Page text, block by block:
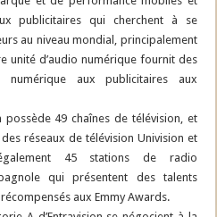
publicitaires qui cherchent à se
au niveau mondial, principalement
unité d’audio numérique fournit des
aux publicitaires aux
possède 49 chaînes de télévision, et
réseaux de télévision Univision et
45 stations de radio
qui présentent des talents
aux Emmy Awards.